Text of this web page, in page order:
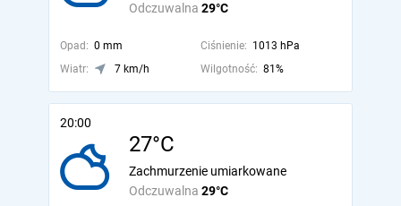
Odczuwalna 29°C
Opad: 0 mm Ciśnienie: 1013 hPa
Wiatr:
7 km/h Wilgotność: 81%
20:00
27°C
Odczuwalna 29°C
Zachmurzenie umiarkowane